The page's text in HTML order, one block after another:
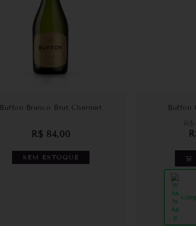
Buffon Branco Brut Charmat
R$84,00
SEM ESTOQUE
Buffon